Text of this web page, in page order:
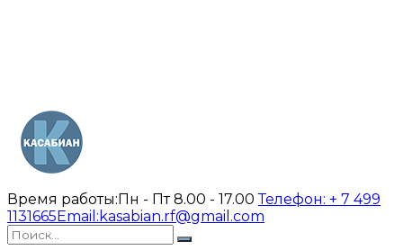
Время работы:Пн - Пт 8.00 - 17.00Телефон: + 7 499
1131665Email: kasabian.rf@gmail.com